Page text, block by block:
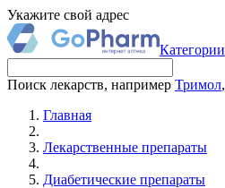
Укажите свой адрес
Категории
Поиск лекарств, например Тримол,
Главная
Лекарственные препараты
Диабетические препараты